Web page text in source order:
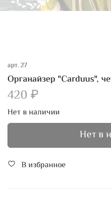
арт.27
Органайзер "Carduus",
420 ₽
Нет в наличии
Нет в
В избранное